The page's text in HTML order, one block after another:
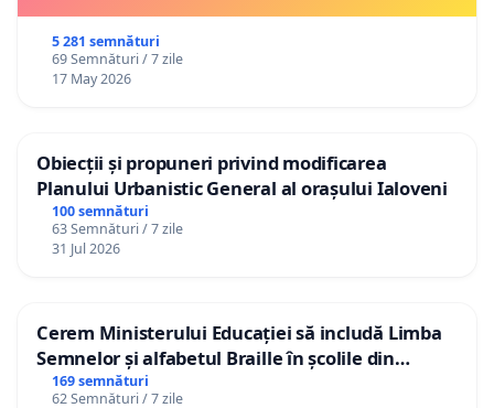
5 281 semnături
69 Semnături / 7 zile
17 May 2026
Obiecții și propuneri privind modificarea
Planului Urbanistic General al orașului Ialoveni
100 semnături
63 Semnături / 7 zile
31 Jul 2026
Cerem Ministerului Educației să includă Limba
Semnelor și alfabetul Braille în școlile din
Republica Moldova!
169 semnături
62 Semnături / 7 zile